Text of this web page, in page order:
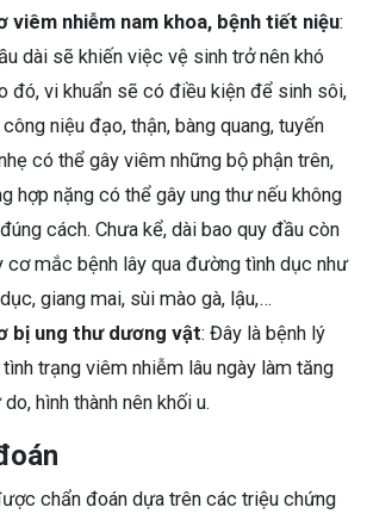
viêm nhiễm nam khoa, bệnh tiết niệu:
dài sẽ khiến việc vệ sinh trở nên khó
đó, vi khuẩn sẽ có điều kiện để sinh sôi,
niệu đạo, thận, bàng quang, tuyến
có thể gây viêm những bộ phận trên,
hợp nặng có thể gây ung thư nếu không
cách. Chưa kể, dài bao quy đầu còn
cơ mắc bệnh lây qua đường tình dục như
giang mai, sùi mào gà, lậu,…
bị ung thư dương vật: Đây là bệnh lý
trạng viêm nhiễm lâu ngày làm tăng
hình thành nên khối u.
chẩn đoán dựa trên các triệu chứng